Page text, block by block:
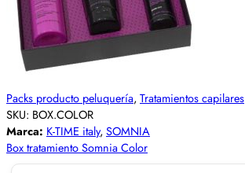
Packs producto peluquería, Tratamientos capilares
SKU: BOX.COLOR
Marca: K-TIME italy, SOMNIA
Box tratamiento Somnia Color